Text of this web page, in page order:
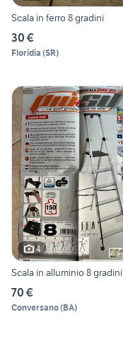
Scala in ferro 8 gradini
30 €
Floridia (SR)
4
Scala in alluminio 8 gradini
70 €
Conversano(BA)